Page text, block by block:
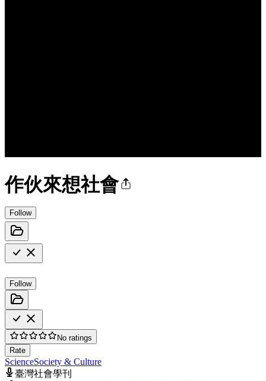
作伙來想社會
Follow
Follow
No ratings
Rate
ScienceSociety & Culture
臺灣社會學刊